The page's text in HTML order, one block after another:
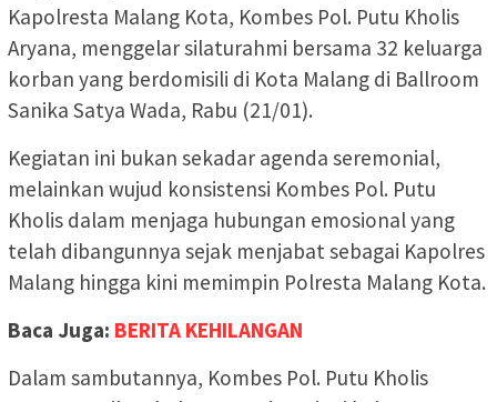
Kapolresta Malang Kota, Kombes Pol. Putu Kholis
Aryana, menggelar silaturahmi bersama 32 keluarga
korban yang berdomisili di Kota Malang di Ballroom
Sanika Satya Wada, Rabu (21/01).
Kegiatan ini bukan sekadar agenda seremonial,
melainkan wujud konsistensi Kombes Pol. Putu
Kholis dalam menjaga hubungan emosional yang
telah dibangunnya sejak menjabat sebagai Kapolres
Malang hingga kini memimpin Polresta Malang Kota.
Baca Juga: BERITA KEHILANGAN
Dalam sambutannya, Kombes Pol. Putu Kholis